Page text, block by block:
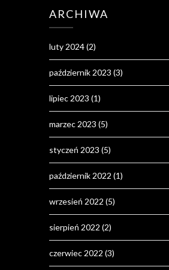
ARCHIWA
luty 2024(2)
październik 2023 (3)
lipiec 2023 (1)
marzec 2023 (5)
styczeń 2023 (5)
październik 2022 (1)
wrzesień 2022 (5)
sierpień 2022 (2)
czerwiec 2022 (3)